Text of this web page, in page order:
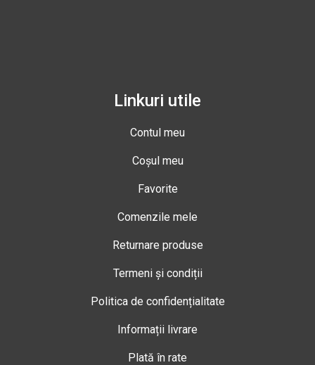
Linkuri utile
Contul meu
Coșul meu
Favorite
Comenzile mele
Returnare produse
Termeni și condiții
Politica de confidențialitate
Informații livrare
Plată în rate